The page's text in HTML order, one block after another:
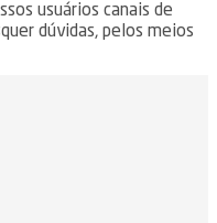
usuários canais de
dúvidas, pelos meios